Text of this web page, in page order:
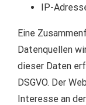
IP-
Eine
Datenquellen
dieser Daten
DSGVO. Der
Interesse an